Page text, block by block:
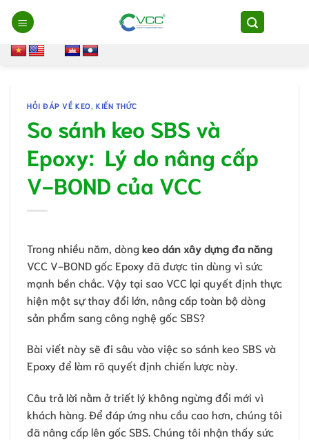
Chuyển
đến
nội
dung
HỎI ĐÁP VỀ KEO, KIẾN THỨC
So sánh keo SBS và
Epoxy: Lý do nâng cấp
V-BOND của VCC
Trong nhiều năm, dòngkeo dán xây dựng đa năng
VCC V-BOND gốc Epoxy đã được tin dùng vì sức
mạnh bền chắc. Vậy tại sao VCC lại quyết định thực
hiện một sự thay đổi lớn, nâng cấp toàn bộ dòng
sản phẩm sang công nghệ gốc SBS?
Bài viết này sẽ đi sâu vào việc so sánh keo SBS và
Epoxy để làm rõ quyết định chiến lược này.
Câu trả lời nằm ở triết lý không ngừng đổi mới vì
khách hàng. Để đáp ứng nhu cầu cao hơn, chúng tôi
đã nâng cấp lên gốc SBS. Chúng tôi nhận thấy sức